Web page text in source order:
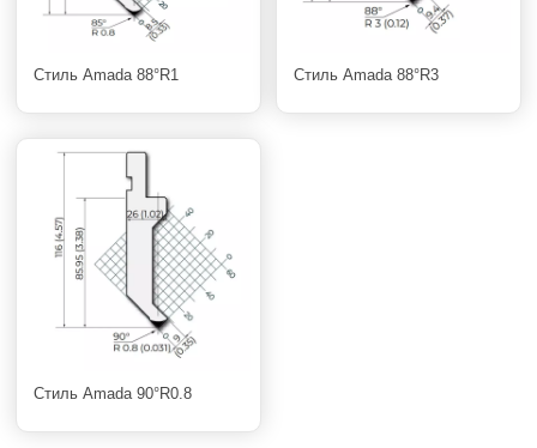
Стиль Amada 88°R1 Стиль Amada 88°R3
Стиль Amada 90°R0.8